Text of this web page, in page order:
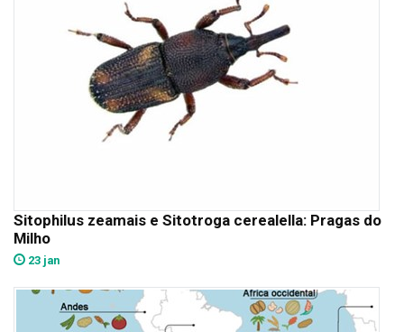
Sitophilus zeamais e Sitotroga cerealella: Pragas do
Milho
23 jan